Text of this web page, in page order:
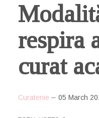
CASA
HOBBY
DOWNLOAD
respira
curat
Curatenie 05 March